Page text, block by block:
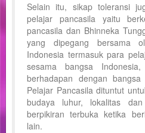
Selain itu, sikap toleransi
pelajar pancasila yaitu
pancasila dan Bhinneka
yang dipegang bersama
Indonesia termasuk para
sesama bangsa
berhadapan dengan
Pelajar Pancasila dituntut
budaya luhur, lokalitas
berpikiran terbuka ketika
lain.